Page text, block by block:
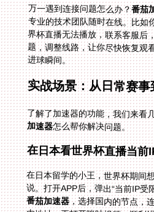
万一遇到连接问题怎么办？番茄
进球瞬间。
实战场景：从日常赛
了解了加速器的功能，我们来看
加速器怎么帮你解决问题。
在日本看世界杯直播当前
在日本留学的小王，世界杯期间
说。打开APP后，弹出“当前IP受
番茄加速器，选择国内的节点，
内地址。再打开咪咕视频
的中文解说，画面也很流